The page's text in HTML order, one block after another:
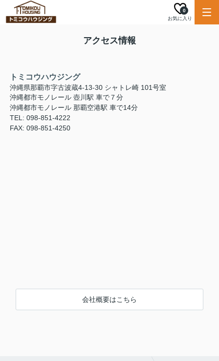
お気に入り
0
アクセス情報
トミコウハウジング
沖縄県那覇市字古波蔵4-13-30 シャトレ崎 101号室
沖縄都市モノレール 壺川駅 車で７分
沖縄都市モノレール 那覇空港駅 車で14分
TEL: 098-851-4222
FAX: 098-851-4250
会社概要はこちら